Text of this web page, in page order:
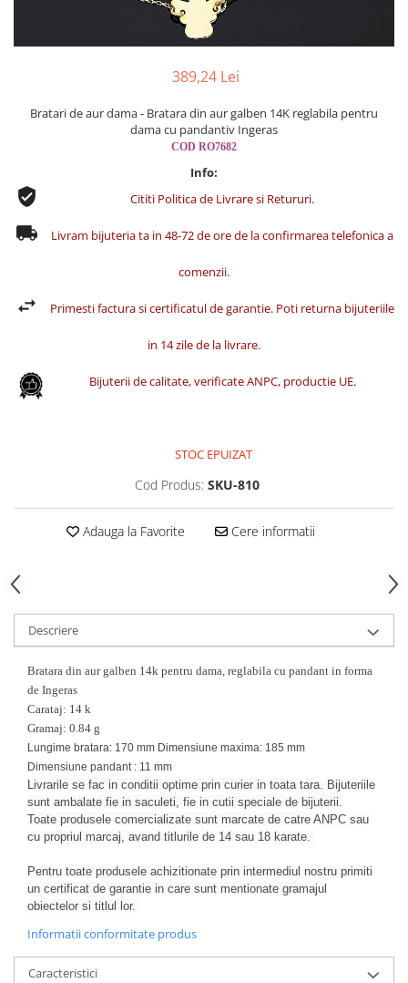
Cercei de aur lungi cu lant
Cercei aur cu surub
389,24 Lei
Bratari de aur dama - Bratara din aur galben 14K reglabila pentru
dama cu pandantiv Ingeras
COD RO7682
Info:
Cititi Politica de Livrare si Retururi.
Livram bijuteria ta in 48-72 de ore de la confirmarea telefonica a
comenzii.
Primesti factura si certificatul de garantie. Poti returna bijuteriile
in 14 zile de la livrare.
Bijuterii de calitate, verificate ANPC, productie UE.
STOC EPUIZAT
Cod Produs: SKU-810
Adauga la Favorite Cere informatii
Descriere
Bratara din aur galben 14k pentru dama, reglabila cu pandant in forma
de Ingeras
Carataj: 14 k
Gramaj: 0.84 g
Lungime bratara: 170 mm Dimensiune maxima: 185 mm
Dimensiune pandant : 11 mm
Livrarile se fac in conditii optime prin curier in toata tara. Bijuteriile
sunt ambalate fie in saculeti, fie in cutii speciale de bijuterii.
Toate produsele comercializate sunt marcate de catre ANPC sau
cu propriul marcaj, avand titlurile de 14 sau 18 karate.
Pentru toate produsele achizitionate prin intermediul nostru primiti
un certificat de garantie in care sunt mentionate gramajul
obiectelor si titlul lor.
Informatii conformitate produs
Caracteristici